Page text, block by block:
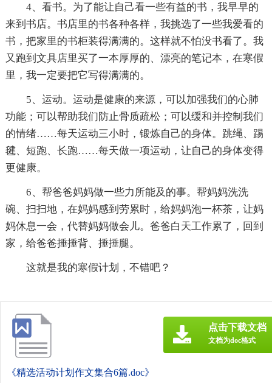
4、看书。为了能让自己看一些有益的书，我早早的
来到书店。书店里的书各种各样，我挑选了一些我爱看的
书，把家里的书柜装得满满的。这样就不怕没书看了。我
又跑到文具店里买了一本厚厚的、漂亮的笔记本，在寒假
里，我一定要把它写得满满的。
5、运动。运动是健康的来源，可以加强我们的心肺
功能；可以帮助我们防止骨质疏松；可以缓和并控制我们
的情绪……每天运动三小时，锻炼自己的身体。跳绳、踢
毽、短跑、长跑……每天做一项运动，让自己的身体变得
更健康。
6、帮爸爸妈妈做一些力所能及的事。帮妈妈洗洗
碗、扫扫地，在妈妈感到劳累时，给妈妈泡一杯茶，让妈
妈休息一会，代替妈妈做会儿。爸爸白天工作累了，回到
家，给爸爸捶捶背、捶捶腿。
这就是我的寒假计划，不错吧？
《精选活动计划作文集合6篇.doc》
点击下载文档
文档为doc格式